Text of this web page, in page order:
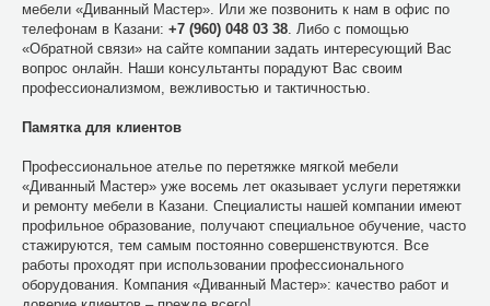
мебели «Диванный Мастер». Или же позвонить к нам в офис по
телефонам в Казани: +7 (960) 048 03 38. Либо с помощью
«Обратной связи» на сайте компании задать интересующий Вас
вопрос онлайн. Наши консультанты порадуют Вас своим
профессионализмом, вежливостью и тактичностью.
Памятка для клиентов
Профессиональное ателье по перетяжке мягкой мебели
«Диванный Мастер» уже восемь лет оказывает услуги перетяжки
и ремонту мебели в Казани. Специалисты нашей компании имеют
профильное образование, получают специальное обучение, часто
стажируются, тем самым постоянно совершенствуются. Все
работы проходят при использовании профессионального
оборудования. Компания «Диванный Мастер»: качество работ и